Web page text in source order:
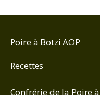
Poire à Botzi AOP
Recettes
Confrérie de la Poire